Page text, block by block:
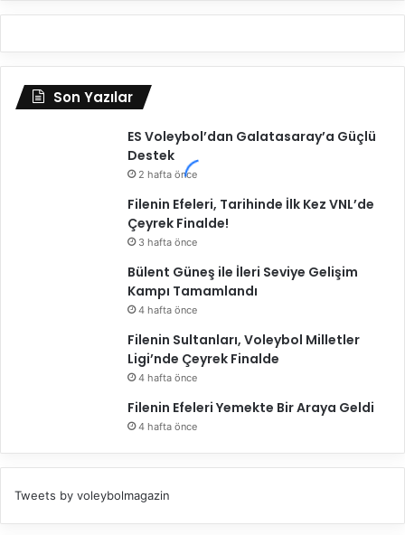
Son Yazılar
ES Voleybol’dan Galatasaray’a Güçlü
Destek
2 hafta önce
Filenin Efeleri, Tarihinde İlk Kez VNL’de
Çeyrek Finalde!
3 hafta önce
Bülent Güneş ile İleri Seviye Gelişim
Kampı Tamamlandı
4 hafta önce
Filenin Sultanları, Voleybol Milletler
Ligi’nde Çeyrek Finalde
4 hafta önce
Filenin Efeleri Yemekte Bir Araya Geldi
4 hafta önce
Tweets by voleybolmagazin